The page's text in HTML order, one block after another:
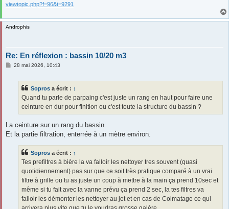
viewtopic.php?f=96&t=9291
Androphis
Re: En réflexion : bassin 10/20 m3
M28 mai 2026, 10:43
Sopros a écrit : ↑
Quand tu parle de parpaing c'est juste un rang en haut pour faire une
ceinture en dur pour finition ou c'est toute la structure du bassin ?
La ceinture sur un rang du bassin.
Et la partie filtration, enterrée à un mètre environ.
Sopros a écrit : ↑
Tes prefiltres à bière la va falloir les nettoyer tres souvent (quasi
quotidiennement) pas sur que ce soit très pratique comparé à un vrai
filtre à grille ou tu as juste un coup à mettre à la main ça prend 10sec et
même si tu fait avec la vanne prévu ça prend 2 sec, la tes filtres va
falloir les démonter les nettoyer au jet et en cas de Colmatage ce qui